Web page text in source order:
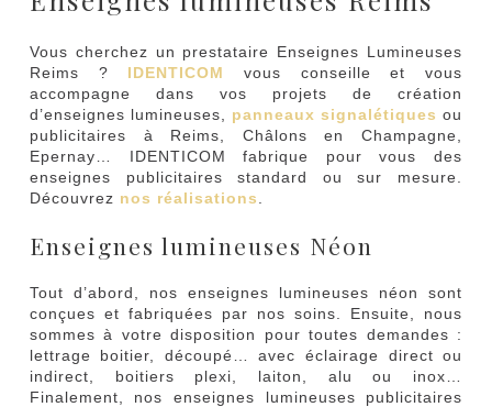
DÉPANNAGE
RÉALISATIONS
AVIS CLIENTS
CONTACT
AVIS CLIENTS
CONTACT
Vous cherchez un prestataire Enseignes Lumineuses
Reims ? IDENTICOM
vous conseille et vous
accompagne dans vos projets de création
d’enseignes lumineuses, panneaux signalétiques ou
publicitaires à Reims, Châlons en Champagne,
Epernay… IDENTICOM fabrique pour vous des
enseignes publicitaires standard ou sur mesure.
Découvrez nos réalisations
Enseignes lumineuses Néon
Tout d’abord, nos enseignes lumineuses néon sont
conçues et fabriquées par nos soins. Ensuite, nous
sommes à votre disposition pour toutes demandes :
lettrage boitier, découpé… avec éclairage direct ou
indirect, boitiers plexi, laiton, alu ou inox…
Finalement, nos enseignes lumineuses publicitaires